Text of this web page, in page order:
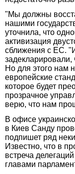
"Мы должны
нашими
уточнила, что
активизация
сближения с ЕС.
Но для этого нам
европейские
которое будет
прозрачное
верю, что нам
В офисе
в Киев Санду
подпишет ряд
Известно, что в
встреча
главами